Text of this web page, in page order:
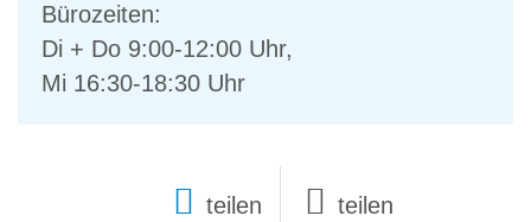
Bürozeiten:
Di + Do 9:00-12:00 Uhr,
Mi 16:30-18:30 Uhr
teilen